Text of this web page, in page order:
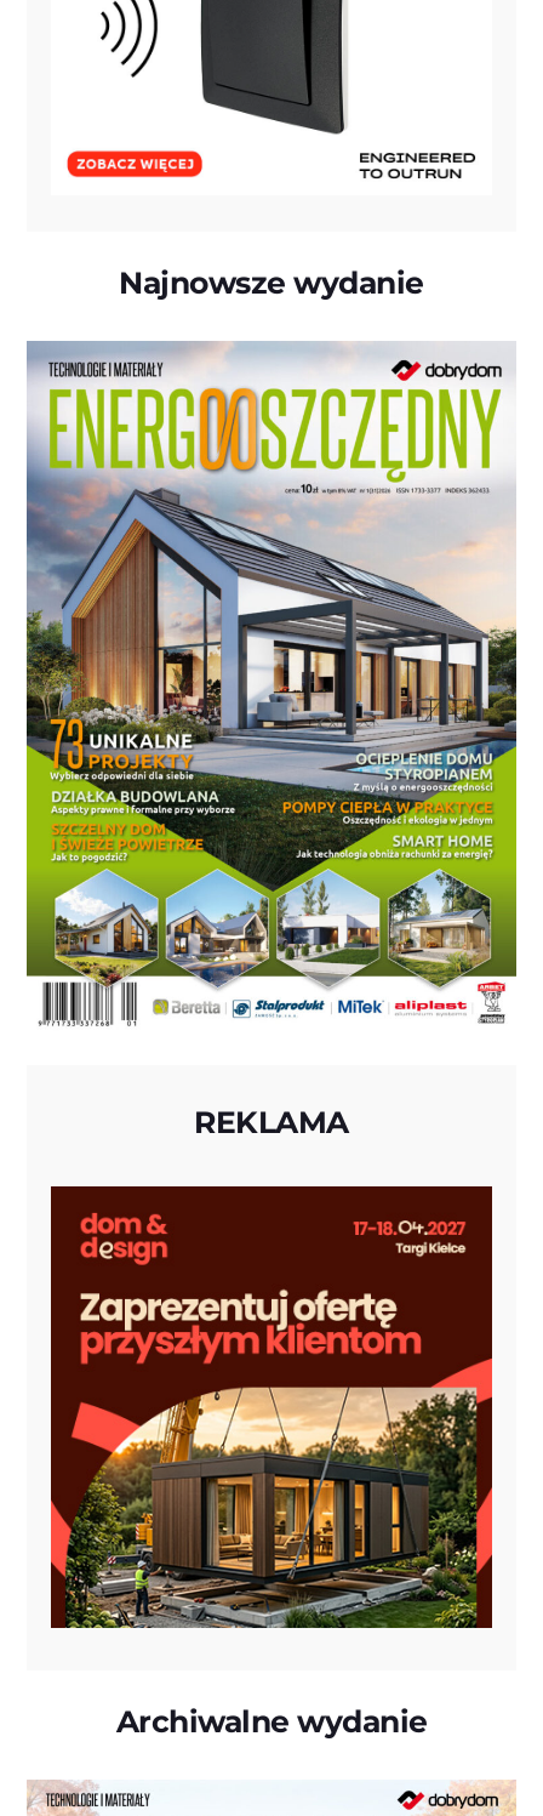
Najnowsze wydanie
REKLAMA
Archiwalne wydanie